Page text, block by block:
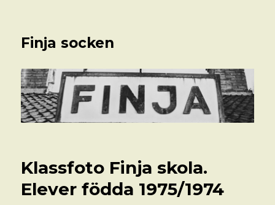
Finja socken
Klassfoto Finja skola.
Elever födda 1975/1974